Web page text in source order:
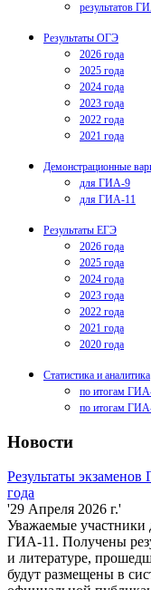
результатов
Результаты ОГЭ
2026 года
2025 года
2024 года
2023 года
2022 года
2021 года
Демонстрационные
для ГИА-9
для ГИА-11
Результаты ЕГЭ
2026 года
2025 года
2024 года
2023 года
2022 года
2021 года
2020 года
Статистика и аналитика
по итогам
по итогам
Новости
Результаты
года
'29 Апреля 2026 г.'
Уважаемые участники
ГИА-11. Получены
и литературе,
будут размещены в